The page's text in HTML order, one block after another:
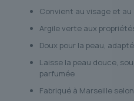
Convient au visage et au
Argile verte aux
Doux pour la peau,
Laisse la peau douce,
parfumée
Fabriqué à Marseille